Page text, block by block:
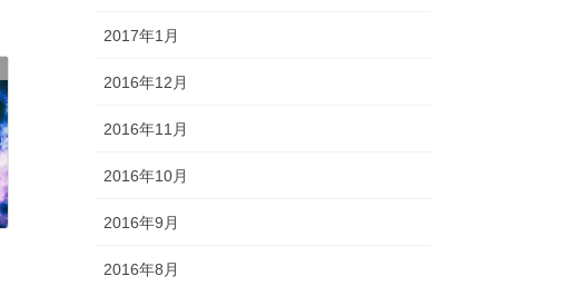
2017年1月
2016年12月
2016年11月
2016年10月
2016年9月
2016年8月